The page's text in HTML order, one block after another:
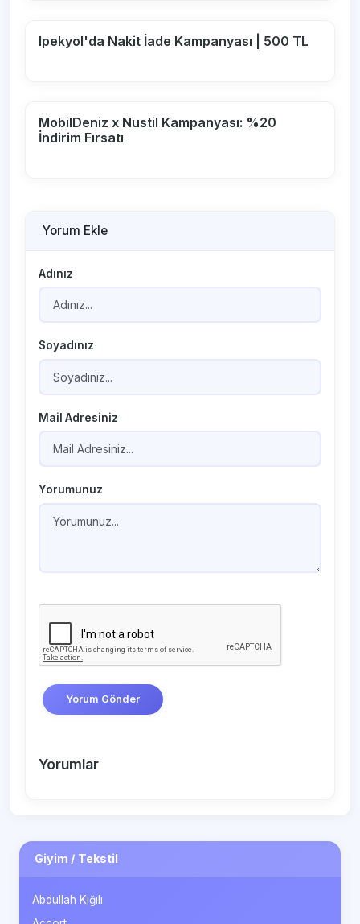
Ipekyol'da Nakit İade Kampanyası | 500 TL
MobilDeniz x Nustil Kampanyası: %20
İndirim Fırsatı
Yorum Ekle
Adınız
Soyadınız
Mail Adresiniz
Yorumunuz
Yorum Gönder
Yorumlar
Giyim / Tekstil
Abdullah Kiğılı